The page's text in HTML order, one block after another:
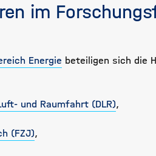
im
Energie beteiligen sich die
und Raumfahrt (DLR),
(FZJ),